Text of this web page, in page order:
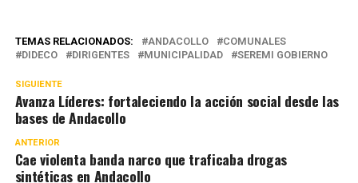
TEMAS RELACIONADOS: ANDACOLLO
COMUNALES
DIDECO
DIRIGENTES MUNICIPALIDAD SEREMI GOBIERNO
SIGUIENTE
Avanza Líderes: fortaleciendo la acción social desde las
bases de Andacollo
ANTERIOR
Cae violenta banda narco que traficaba drogas
sintéticas en Andacollo